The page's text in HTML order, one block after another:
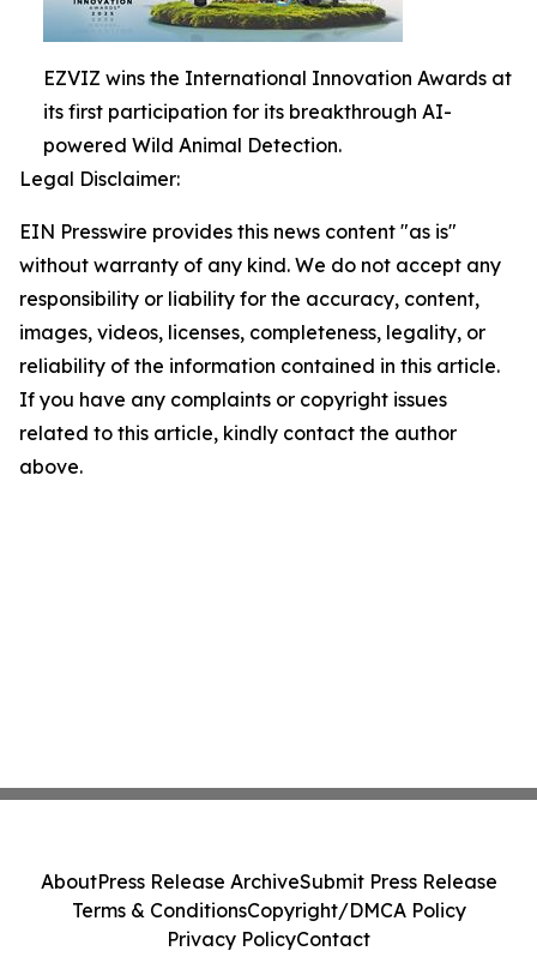
EZVIZ wins the International Innovation Awards at
its first participation for its breakthrough AI-
powered Wild Animal Detection.
Legal Disclaimer:
EIN Presswire provides this news content "as is"
without warranty of any kind. We do not accept any
responsibility or liability for the accuracy, content,
images, videos, licenses, completeness, legality, or
reliability of the information contained in this article.
If you have any complaints or copyright issues
related to this article, kindly contact the author
above.
AboutPress Release ArchiveSubmit Press Release
Terms & ConditionsCopyright/DMCA Policy
Privacy PolicyContact